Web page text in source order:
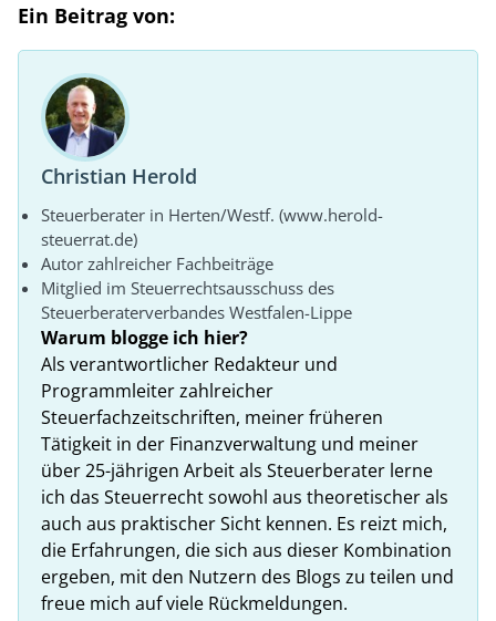
Ein Beitrag von:
Christian Herold
Steuerberater in Herten/Westf. (www.herold-
steuerrat.de)
Autor zahlreicher Fachbeiträge
Mitglied im Steuerrechtsausschuss des
Steuerberaterverbandes Westfalen-Lippe
Warum blogge ich hier?
Als verantwortlicher Redakteur und
Programmleiter zahlreicher
Steuerfachzeitschriften, meiner früheren
Tätigkeit in der Finanzverwaltung und meiner
über 25-jährigen Arbeit als Steuerberater lerne
ich das Steuerrecht sowohl aus theoretischer als
auch aus praktischer Sicht kennen. Es reizt mich,
die Erfahrungen, die sich aus dieser Kombination
ergeben, mit den Nutzern des Blogs zu teilen und
freue mich auf viele Rückmeldungen.